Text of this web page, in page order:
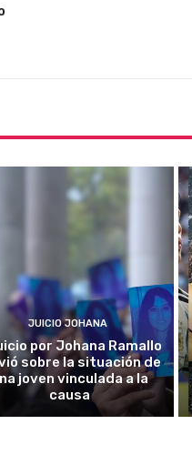
JUICIO JOHANA
por Johana Ramallo
sobre la situación de
joven vinculada a la
causa